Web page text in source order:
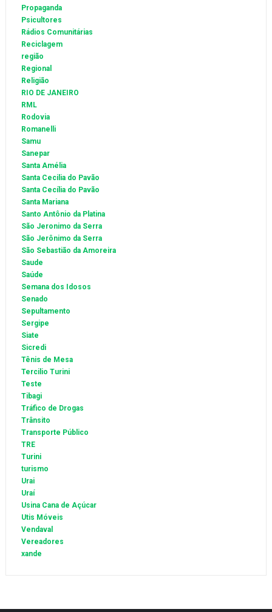
Propaganda
Psicultores
Rádios Comunitárias
Reciclagem
região
Regional
Religião
RIO DE JANEIRO
RML
Rodovia
Romanelli
Samu
Sanepar
Santa Amélia
Santa Cecilia do Pavão
Santa Cecília do Pavão
Santa Mariana
Santo Antônio da Platina
São Jeronimo da Serra
São Jerônimo da Serra
São Sebastião da Amoreira
Saude
Saúde
Semana dos Idosos
Senado
Sepultamento
Sergipe
Siate
Sicredi
Tênis de Mesa
Tercilio Turini
Teste
Tibagi
Tráfico de Drogas
Trânsito
Transporte Público
TRE
Turini
turismo
Urai
Uraí
Usina Cana de Açúcar
Utis Móveis
Vendaval
Vereadores
xande